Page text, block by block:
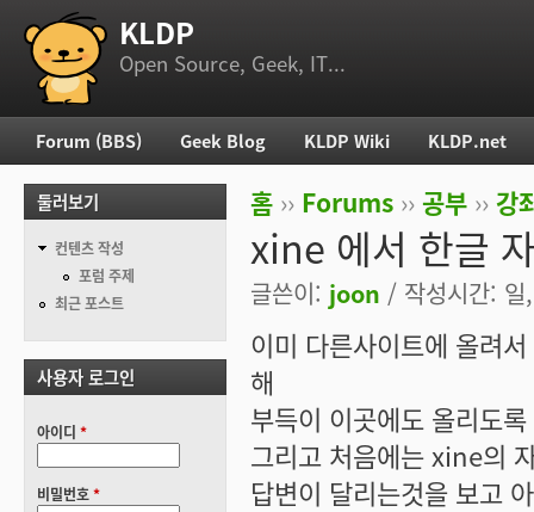
부 메뉴 KLDP
Open Source, Geek, IT...
현재 위치
홈 ›› Forums ›› 공부 ›› 강
xine 에서 한글
글쓴이: joon / 작성시간:
이미 다른사이트에 올려
해
부득이 이곳에도 올리도
그리고 처음에는 xine의
답변이 달리는것을 보고
주 메뉴
Forum (BBS) Geek Blog KLDP Wiki KLDP.net
둘러보기
컨텐츠 작성
포럼 주제
최근 포스트
사용자 로그인
아이디 *
비밀번호*